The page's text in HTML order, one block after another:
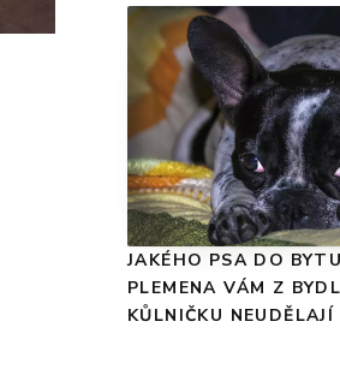
JAKÉHO PSA DO
PLEMENA VÁM Z
KŮLNIČKU NEUDĚLAJÍ